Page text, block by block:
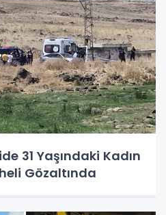
31 Yaşındaki Kadın
Gözaltında